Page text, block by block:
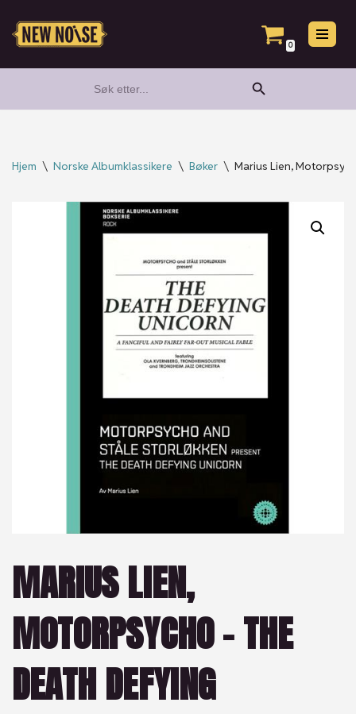
Hopp
0
for:
Search Button
Hjem \ Norske Albumklassikere \ Bøker \ Marius Lien,
MARIUS LIEN,
MOTORPSYCHO – THE
DEATH DEFYING